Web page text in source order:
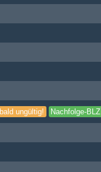
bald ungültig! Nachfolge-BLZ